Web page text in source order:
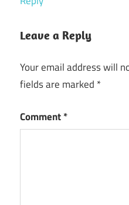
Leave a Reply
Your email address will
fields are marked *
Comment*